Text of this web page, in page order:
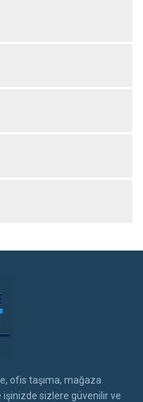
ofis taşıma, mağaza
işinizde sizlere güvenilir ve